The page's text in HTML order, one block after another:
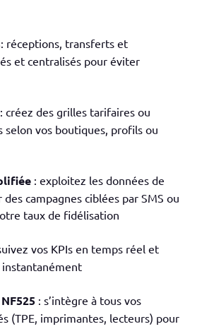
: réceptions, transferts et
et centralisés pour éviter
: créez des grilles tarifaires ou
selon vos boutiques, profils ou
: exploitez les données de
campagnes ciblées par SMS ou
taux de fidélisation
vos KPIs en temps réel et
instantanément
: s’intègre à tous vos
(TPE, imprimantes, lecteurs) pour